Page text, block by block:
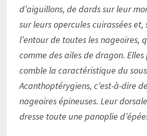
d’aiguillons, de dards sur leur
sur leurs opercules cuirassées
l’entour de toutes les nageoires,
comme des ailes de dragon.
comble la caractéristique du
Acanthoptérygiens, c’est-à-dire
nageoires épineuses. Leur
dresse toute une panoplie